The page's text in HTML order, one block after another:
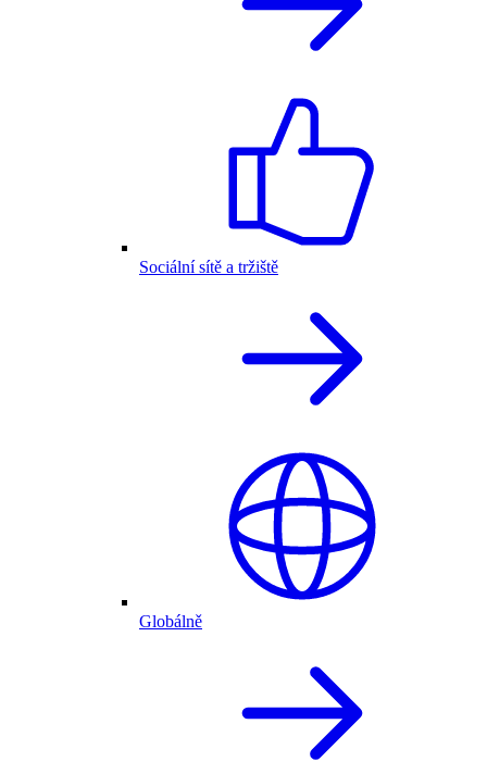
Sociální sítě a tržiště
Globálně